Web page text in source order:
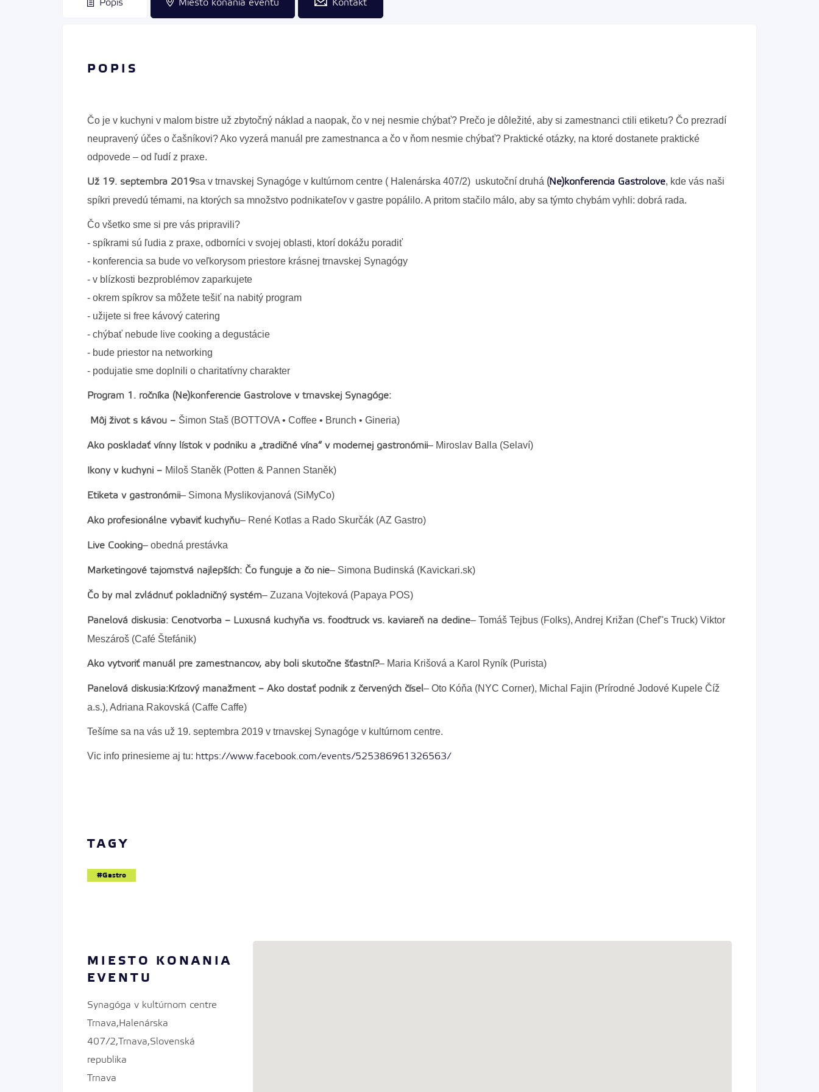
Popis Miesto konania eventu Kontakt
POPIS
Čo je v kuchyni v malom bistre už zbytočný náklad a naopak, čo v nej nesmie chýbať? Prečo je dôležité, aby si zamestnanci ctili etiketu? Čo prezradí
neupravený účes o čašníkovi? Ako vyzerá manuál pre zamestnanca a čo v ňom nesmie chýbať? Praktické otázky, na ktoré dostanete praktické
odpovede – od ľudí z praxe.
Už 19. septembra 2019sa v trnavskej Synagóge v kultúrnom centre ( Halenárska 407/2) uskutoční druhá ( Ne)konferencia Gastrolove, kde vás naši
spíkri prevedú témami, na ktorých sa množstvo podnikateľov v gastre popálilo. A pritom stačilo málo, aby sa týmto chybám vyhli: dobrá rada.
Čo všetko sme si pre vás pripravili?
- spíkrami sú ľudia z praxe, odborníci v svojej oblasti, ktorí dokážu poradiť
- konferencia sa bude vo veľkorysom priestore krásnej trnavskej Synagógy
- v blízkosti bezproblémov zaparkujete
- okrem spíkrov sa môžete tešiť na nabitý program
- užijete si free kávový catering
- chýbať nebude live cooking a degustácie
- bude priestor na networking
- podujatie sme doplnili o charitatívny charakter
Program 1. ročníka (Ne)konferencie Gastrolove v trnavskej Synagóge:
Môj život s kávou – Šimon Staš (BOTTOVA • Coffee • Brunch • Gineria)
Ako poskladať vínny lístok v podniku a „tradičné vína“ v modernej gastronómii– Miroslav Balla (Selaví)
Ikony v kuchyni – Miloš Staněk (Potten & Pannen Staněk)
Etiketa v gastronómii– Simona Myslikovjanová (SiMyCo)
Ako profesionálne vybaviť kuchyňu– René Kotlas a Rado Skurčák (AZ Gastro)
Live Cooking– obedná prestávka
Marketingové tajomstvá najlepších: Čo funguje a čo nie– Simona Budinská (Kavickari.sk)
Čo by mal zvládnuť pokladničný systém– Zuzana Vojteková (Papaya POS)
Panelová diskusia: Cenotvorba – Luxusná kuchyňa vs. foodtruck vs. kaviareň na dedine– Tomáš Tejbus (Folks), Andrej Križan (Chef''s Truck) Viktor
Meszároš (Café Štefánik)
Ako vytvoriť manuál pre zamestnancov, aby boli skutočne šťastní?– Maria Krišová a Karol Ryník (Purista)
Panelová diskusia: Krízový manažment – Ako dostať podnik z červených čísel– Oto Kóňa (NYC Corner), Michal Fajin (Prírodné Jodové Kupele Číž
a.s.), Adriana Rakovská (Caffe Caffe)
Tešíme sa na vás už 19. septembra 2019 v trnavskej Synagóge v kultúrnom centre.
Vic info prinesieme aj tu: https://www.facebook.com/events/525386961326563/
TAGY
Gastro
MIESTO KONANIA
EVENTU
Synagóga v kultúrnom centre
Trnava,Halenárska
407/2,Trnava,Slovenská
republika
Trnava